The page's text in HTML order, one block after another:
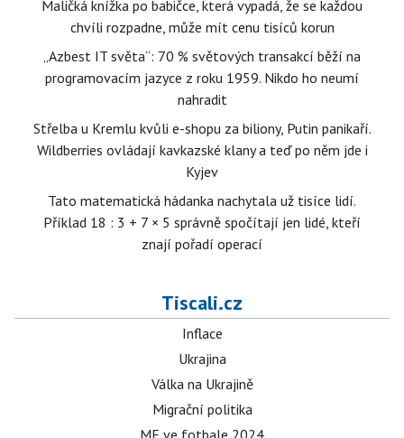
Maličká knížka po babičce, která vypadá, že se každou
chvíli rozpadne, může mít cenu tisíců korun
„Azbest IT světa“: 70 % světových transakcí běží na
programovacím jazyce z roku 1959. Nikdo ho neumí
nahradit
Střelba u Kremlu kvůli e-shopu za biliony, Putin panikaří.
Wildberries ovládají kavkazské klany a teď po něm jde i
Kyjev
Tato matematická hádanka nachytala už tisíce lidí.
Příklad 18 : 3 + 7 × 5 správně spočítají jen lidé, kteří
znají pořadí operací
Tiscali.cz
Inflace
Ukrajina
Válka na Ukrajině
Migrační politika